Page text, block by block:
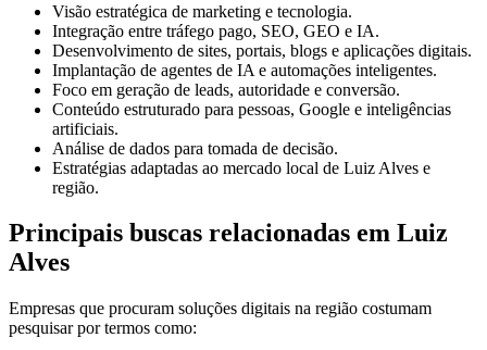
Visão estratégica de marketing e tecnologia.
Integração entre tráfego pago, SEO, GEO e IA.
Desenvolvimento de sites, portais, blogs e aplicações digitais.
Implantação de agentes de IA e automações inteligentes.
Foco em geração de leads, autoridade e conversão.
Conteúdo estruturado para pessoas, Google e inteligências
artificiais.
Análise de dados para tomada de decisão.
Estratégias adaptadas ao mercado local de Luiz Alves e
região.
Principais buscas relacionadas em Luiz
Alves
Empresas que procuram soluções digitais na região costumam
pesquisar por termos como: